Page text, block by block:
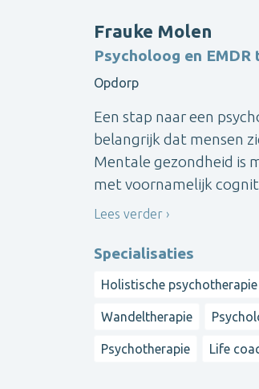
Frauke Molen
Psycholoog en EMDR
Opdorp
Een stap naar een
belangrijk dat mensen
Mentale gezondheid is
met voornamelijk
Lees verder
Specialisaties
Holistische psychotherapie
Wandeltherapie
Psychotherapie Life